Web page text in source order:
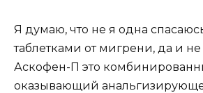
Я думаю, что не я одна
таблетками от мигрени, да и не
Аскофен-П это
оказывающий